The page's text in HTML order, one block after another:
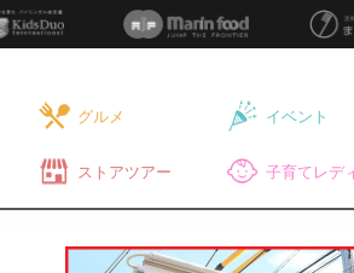
グルメ イベント
ストアツアー 子育てレデ